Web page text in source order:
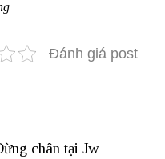
Đánh giá post
chân tại Jw